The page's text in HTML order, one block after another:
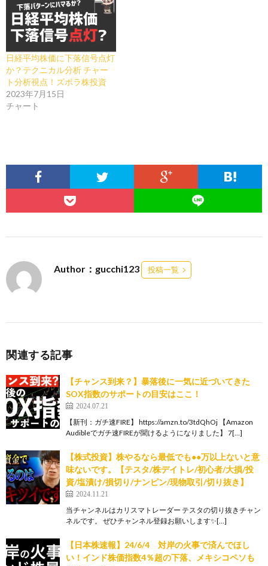
日経平均株価に下落信号点灯
か？テクニカル分析 チャー
ト分析視点！ズボラ株投資
2023年7月15日
チャート
Author：gucchi123 投稿一覧
関連する記事
【チャンス到来？】暴落後に一気に近づいてきた
SOX指数のサポートの目安はここ！
2024.07.21
【新刊：ガチ速FIRE】 https://amzn.to/3tdQhOj 【Amazon
Audibleでガチ速FIREが聞けるようになりました】 7[…]
【株式投資】株やるなら最低でも●●万以上ないと意
味ないです。【テスタ/株デイトレ/初心者/大損/投
資/塩漬け/損切り/ナンピン/現物取引/切り抜き】
2024.11.21
当チャンネルはカリスマトレーダー テスタの切り抜きチャン
ネルです。 ぜひチャンネル登録お願いします✨[…]
【日本株速報】24/6/4 対岸の火事で済んでほし
い！インド株価指数4％超の下落、メキシコペソも